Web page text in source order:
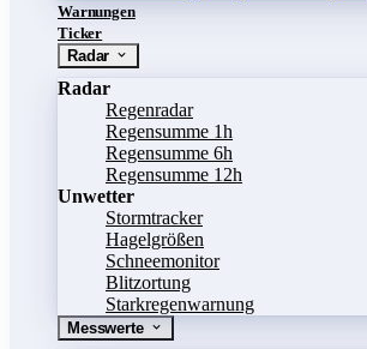
Warnungen
Ticker
Radar
Radar
Regenradar
Regensumme 1h
Regensumme 6h
Regensumme 12h
Unwetter
Stormtracker
Hagelgrößen
Schneemonitor
Blitzortung
Starkregenwarnung
Messwerte